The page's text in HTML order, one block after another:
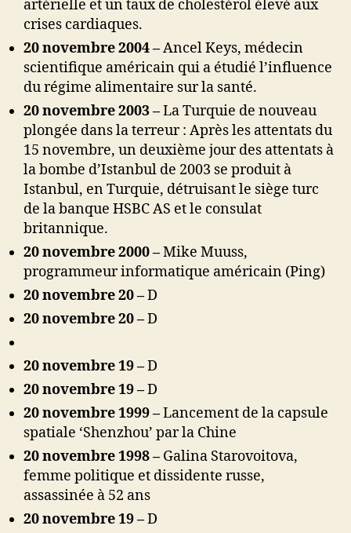
artérielle et un taux de cholestérol élevé aux
crises cardiaques.
20 novembre 2004 –Ancel Keys, médecin
scientifique américain qui a étudié l’influence
du régime alimentaire sur la santé.
20 novembre 2003 –La Turquie de nouveau
plongée dans la terreur : Après les attentats du
15 novembre, un deuxième jour des attentats à
la bombe d’Istanbul de 2003 se produit à
Istanbul, en Turquie, détruisant le siège turc
de la banque HSBC AS et le consulat
britannique.
20 novembre 2000 –Mike Muuss,
programmeur informatique américain (Ping)
20 novembre 20 –D
20 novembre 20 –D
20 novembre 19 –D
20 novembre 19 –D
20 novembre 1999 –Lancement de la capsule
spatiale ‘Shenzhou’ par la Chine
20 novembre 1998 – Galina Starovoitova,
femme politique et dissidente russe,
assassinée à 52 ans
20 novembre 19 –D